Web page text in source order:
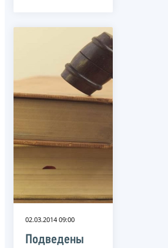
02.03.2014 09:00
Подведены